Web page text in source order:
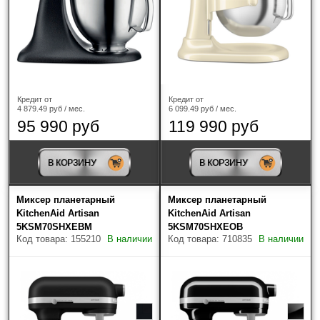
предварительном согласовании, Вы можете выбрать
самостоятельно транспортную компанию.
При отправке через транспортные компании
обязательно заказывается жесткая упаковка
(обрешетка) и страхование груза!
Кредит от
4 879.49 руб / мес.
95 990 руб
В КОРЗИНУ
Кредит от
6 099.49 руб / мес.
119 990 руб
В КОРЗИНУ
Миксер планетарный
KitchenAid Artisan
5KSM70SHXEBM
Код товара: 155210
В наличии
Миксер планетарный
KitchenAid Artisan
5KSM70SHXEOB
Код товара: 710835
В наличии